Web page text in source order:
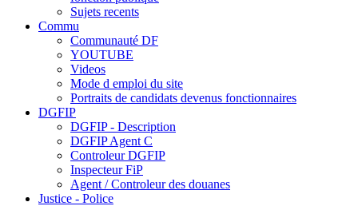
Sujets recents
Commu
Communauté DF
YOUTUBE
Videos
Mode d emploi du site
Portraits de candidats devenus fonctionnaires
DGFIP
DGFIP - Description
DGFIP Agent C
Controleur DGFIP
Inspecteur FiP
Agent / Controleur des douanes
Justice - Police